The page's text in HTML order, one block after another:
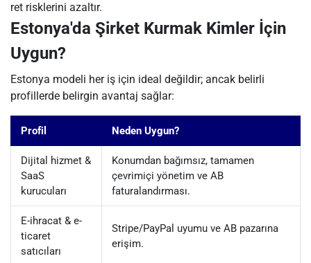
ret risklerini azaltır.
Estonya'da Şirket Kurmak Kimler İçin
Uygun?
Estonya modeli her iş için ideal değildir; ancak belirli
profillerde belirgin avantaj sağlar:
Profil Neden Uygun?
Dijital hizmet &
SaaS
kurucuları
Konumdan bağımsız, tamamen
çevrimiçi yönetim ve AB
faturalandırması.
E-ihracat & e-
ticaret
satıcıları
Stripe/PayPal uyumu ve AB pazarına
erişim.